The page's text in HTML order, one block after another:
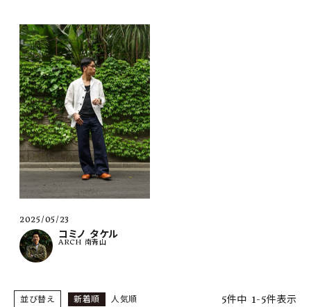
2025/05/23
コミノ タケル
ARCH 南青山
並び替え 新着順 人気順 5件中 1-5件表示